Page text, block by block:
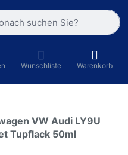
einen Suchbegriff ein.
Wunschliste Warenkorb
VW Audi LY9U
Tupflack 50ml